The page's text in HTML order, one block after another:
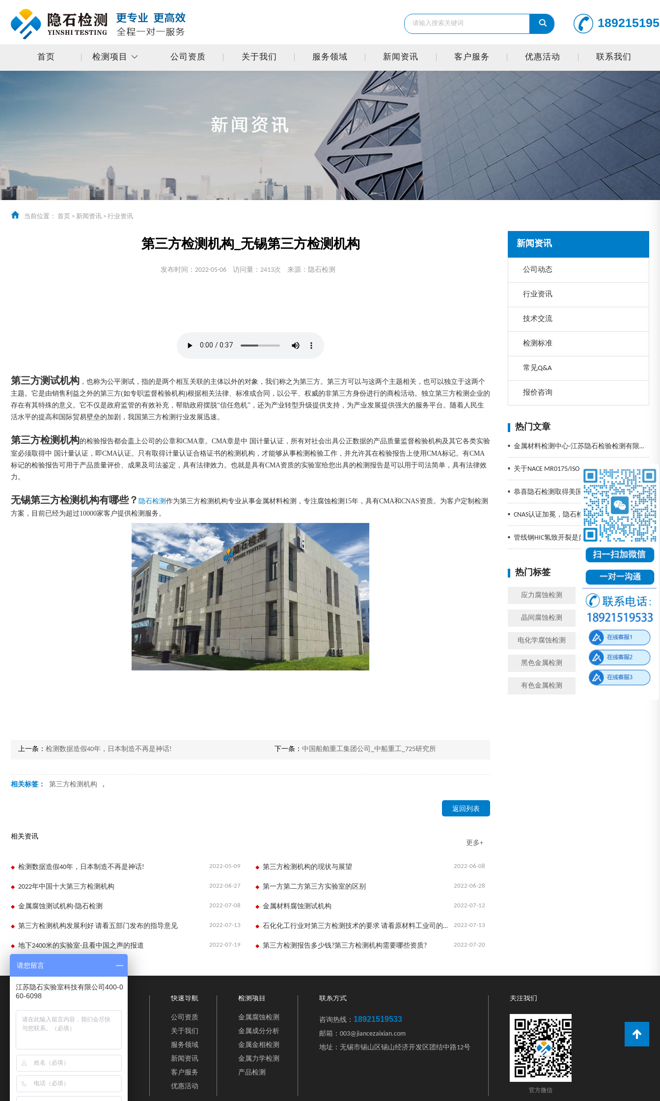
首页 检测项目 公司资质 关于我们 服务领域 新闻资讯 客户服务 优惠活动 联系我们
当前位置： 首页 > 新闻资讯 > 行业资讯
新闻资讯
公司动态
行业资讯
技术交流
检测标准
常见Q&A
报价咨询
热门文章
▪ 金属材料检测中心-江苏隐石检验检测有限公司
▪ 关于NACE MR0175/ISO 15156的标准解读
▪ 恭喜隐石检测取得美国NIST冲击认证
▪ CNAS认证加冕，隐石检测再创辉煌，精准检测助力企业发展！
▪ 管线钢HIC氢致开裂是如何发生的以及预防措施
热门标签 换一批
应力腐蚀检测 金属腐蚀检测
晶间腐蚀检测 模拟工况腐蚀检测
电化学腐蚀检测 盐雾检测
黑色金属检测 金属成分检测
有色金属检测 微观金相检测
第三方检测机构_无锡第三方检测机构
发布时间：2022-05-06 访问量：2413次 来源：隐石检测
第三方测试机构 ，也称为公平测试，指的是两个相互关联的主体以外的对象，我们称之为第三方。第三方可以与这两个主题相关，也可以独立于这两个
主题。它是由销售利益之外的第三方(如专职监督检验机构)根据相关法律、标准或合同，以公平、权威的非第三方身份进行的商检活动。独立第三方检测企业的
存在有其特殊的意义。它不仅是政府监管的有效补充，帮助政府摆脱“信任危机”，还为产业转型升级提供支持，为产业发展提供强大的服务平台。随着人民生
活水平的提高和国际贸易壁垒的加剧，我国第三方检测行业发展迅速。
第三方检测机构 的检验报告都会盖上公司的公章和CMA章。CMA章是中 国计量认证，所有对社会出具公正数据的产品质量监督检验机构及其它各类实验
室必须取得中 国计量认证，即CMA认证。只有取得计量认证合格证书的检测机构，才能够从事检测检验工作，并允许其在检验报告上使用CMA标记。有CMA
标记的检验报告可用于产品质量评价、成果及司法鉴定，具有法律效力。也就是具有CMA资质的实验室给您出具的检测报告是可以用于司法简单，具有法律效
力。
无锡第三方检测机构有哪些？ 隐石检测 作为第三方检测机构专业从事金属材料检测，专注腐蚀检测15年，具有CMA和CNAS资质。为客户定制检测
方案，目前已经为超过10000家客户提供检测服务。
上一条： 检测数据造假40年，日本制造不再是神话! 下一条： 中国船舶重工集团公司_中船重工_725研究所
相关标签： 第三方检测机构 ,
返回列表
相关资讯
更多+
2022-05-09
检测数据造假40年，日本制造不再是神话! 2022-06-08
第三方检测机构的现状与展望
2022-06-27
2022年中国十大第三方检测机构 2022-06-28
第一方第二方第三方实验室的区别
2022-07-08
金属腐蚀测试机构-隐石检测 2022-07-12
金属材料腐蚀测试机构
2022-07-13
第三方检测机构发展利好 请看五部门发布的指导意见 2022-07-13
石化化工行业对第三方检测技术的要求 请看原材料工业司的指导意见
2022-07-19
地下2400米的实验室-且看中国之声的报道 2022-07-20
第三方检测报告多少钱?第三方检测机构需要哪些资质?
快速导航
公司资质
关于我们
服务领域
新闻资讯
客户服务
优惠活动
检测项目
金属腐蚀检测
金属成分分析
金属金相检测
金属力学检测
产品检测
联系方式
咨询热线： 18921519533
邮箱：003@jiancezaixian.com
地址：无锡市锡山区锡山经济开发区团结中路12号
关注我们
官方微信
请您留言
江苏隐石实验室科技有限公司400-0
60-6098